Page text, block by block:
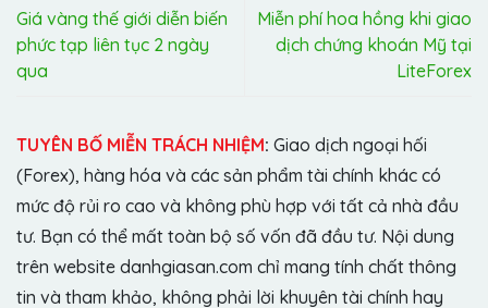
Giá vàng thế giới diễn biến
phức tạp liên tục 2 ngày
qua
Miễn phí hoa hồng khi giao
dịch chứng khoán Mỹ tại
LiteForex
TUYÊN BỐ MIỄN TRÁCH NHIỆM: Giao dịch ngoại hối
(Forex), hàng hóa và các sản phẩm tài chính khác có
mức độ rủi ro cao và không phù hợp với tất cả nhà đầu
tư. Bạn có thể mất toàn bộ số vốn đã đầu tư. Nội dung
trên website danhgiasan.com chỉ mang tính chất thông
tin và tham khảo, không phải lời khuyên tài chính hay